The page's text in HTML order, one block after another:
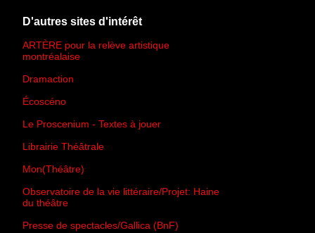
D'autres sites d'intérêt
ARTÈRE pour la relève artistique
montréalaise
Dramaction
Écoscéno
Le Proscenium - Textes à jouer
Librairie Théâtrale
Mon(Théâtre)
Observatoire de la vie littéraire/Projet: Haine
du théâtre
Presse de spectacles/Gallica (BnF)